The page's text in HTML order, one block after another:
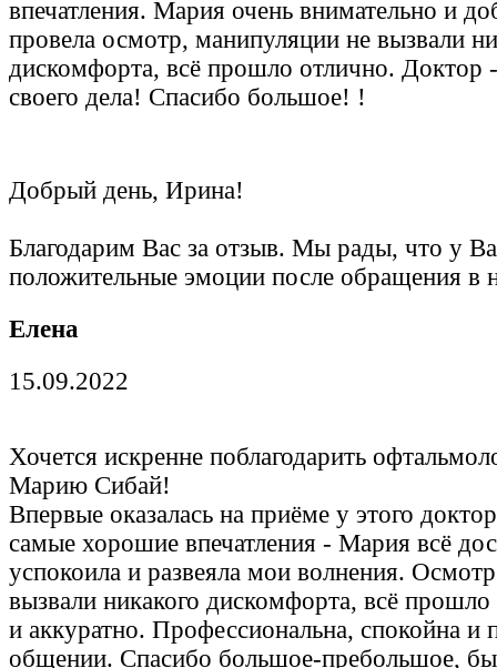
впечатления. Мария очень внимательно и
провела осмотр, манипуляции не вызвали
дискомфорта, всё прошло отлично. Доктор
своего дела! Спасибо большое! !
Добрый день, Ирина!
Благодарим Вас за отзыв. Мы рады, что у
положительные эмоции после обращения в
Елена
15.09.2022
Хочется искренне поблагодарить
Марию Сибай!
Впервые оказалась на приёме у этого
самые хорошие впечатления - Мария всё
успокоила и развеяла мои волнения.
вызвали никакого дискомфорта, всё
и аккуратно. Профессиональна, спокойна и
общении. Спасибо большое-пребольшое,